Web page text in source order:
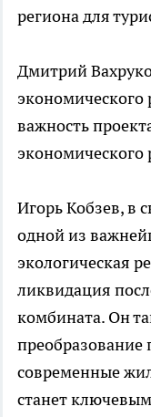
региона для
Дмитрий
экономического
важность
экономического
Игорь Кобзев, в
одной из
экологическая
ликвидация
комбината. Он
современные
станет